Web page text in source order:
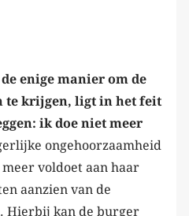
enige manier om de
te krijgen, ligt in het feit
ik doe niet meer
ongehoorzaamheid
voldoet aan haar
aanzien van de
Hierbij kan de burger